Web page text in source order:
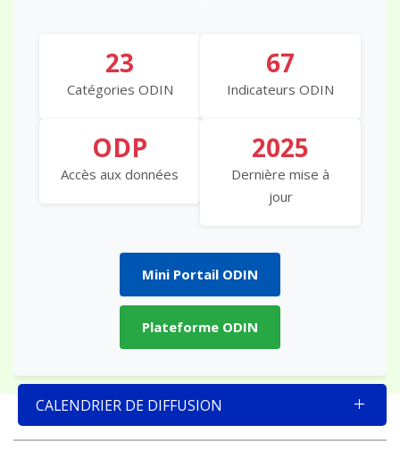
23
Catégories ODIN
67
Indicateurs ODIN
ODP
Accès aux données
2025
Dernière mise à
jour
Mini Portail ODIN
Plateforme ODIN
CALENDRIER DE DIFFUSION